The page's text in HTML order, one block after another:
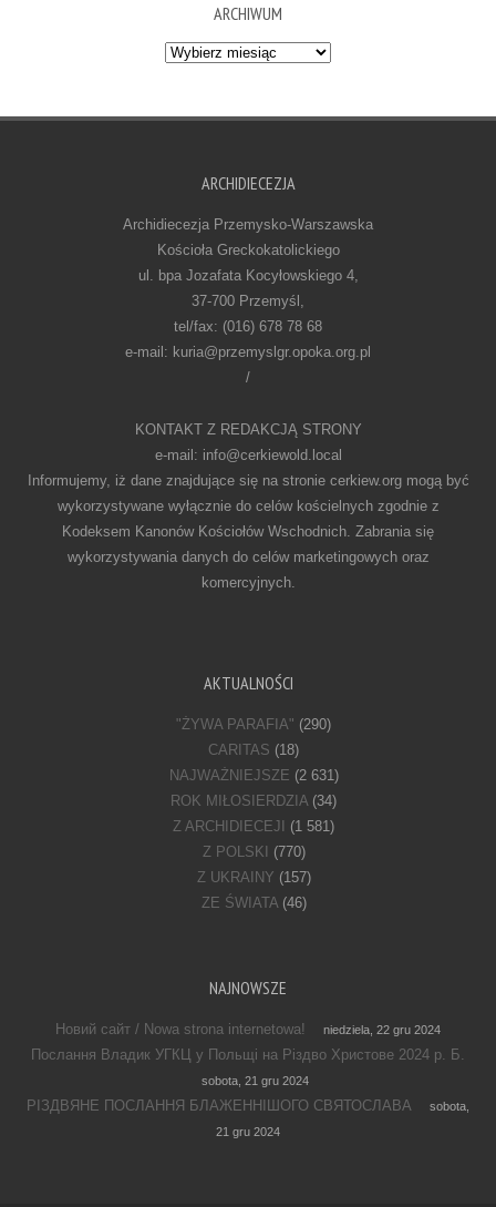
ARCHIWUM
Archiwum
ARCHIDIECEZJA
Archidiecezja Przemysko-Warszawska
Kościoła Greckokatolickiego
ul. bpa Jozafata Kocyłowskiego 4,
37-700 Przemyśl,
tel/fax: (016) 678 78 68
e-mail: kuria@przemyslgr.opoka.org.pl
/
KONTAKT Z REDAKCJĄ STRONY
e-mail: info@cerkiewold.local
Informujemy, iż dane znajdujące się na stronie cerkiew.org mogą być
wykorzystywane wyłącznie do celów kościelnych zgodnie z
Kodeksem Kanonów Kościołów Wschodnich. Zabrania się
wykorzystywania danych do celów marketingowych oraz
komercyjnych.
AKTUALNOŚCI
"ŻYWA PARAFIA" (290)
CARITAS (18)
NAJWAŻNIEJSZE (2 631)
ROK MIŁOSIERDZIA (34)
Z ARCHIDIECEJI (1 581)
Z POLSKI (770)
Z UKRAINY (157)
ZE ŚWIATA(46)
NAJNOWSZE
Новий сайт / Nowa strona internetowa! niedziela, 22 gru 2024
Послання Владик УГКЦ у Польщі на Різдво Христове 2024 р. Б.
sobota, 21 gru 2024
РІЗДВЯНЕ ПОСЛАННЯ БЛАЖЕННІШОГО СВЯТОСЛАВА
sobota,
21 gru 2024